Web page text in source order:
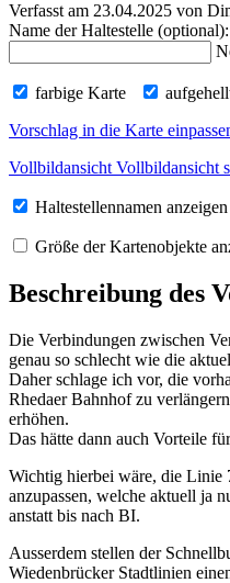
Verfasst am 23.04.2025 von
Name der Haltestelle (optional):
farbige Karte
Vorschlag in die Karte
Vollbildansicht Vollbildansicht
Haltestellennamen anzeigen
Größe der Kartenobjekte
Beschreibung des
Die Verbindungen zwischen
genau so schlecht wie die
Daher schlage ich vor, die
Rhedaer Bahnhof zu
erhöhen.
Das hätte dann auch Vorteile
Wichtig hierbei wäre, die Linie
anzupassen, welche aktuell ja
anstatt bis nach BI.
Ausserdem stellen der
Wiedenbrücker Stadtlinien